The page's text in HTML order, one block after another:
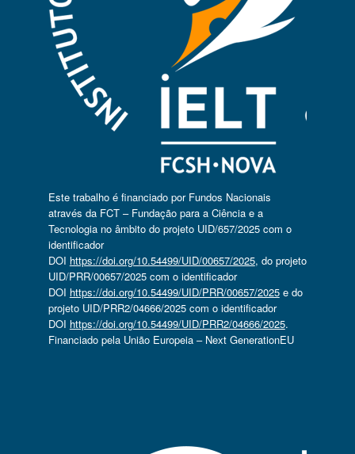
Este trabalho é financiado por Fundos Nacionais
através da FCT – Fundação para a Ciência e a
Tecnologia no âmbito do projeto UID/657/2025 com o
identificador
DOI https://doi.org/10.54499/UID/00657/2025, do projeto
UID/PRR/00657/2025 com o identificador
DOI https://doi.org/10.54499/UID/PRR/00657/2025e do
projeto UID/PRR2/04666/2025 com o identificador
DOI https://doi.org/10.54499/UID/PRR2/04666/2025.
Financiado pela União Europeia – Next GenerationEU